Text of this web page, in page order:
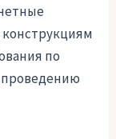
по
проведению